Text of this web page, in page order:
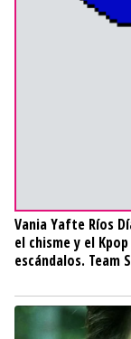
Vania Yafte Ríos
el chisme y el
escándalos. Team